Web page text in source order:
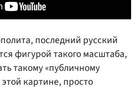
последний русский
фигурой такого масштаба,
такому «публичному
картине, просто